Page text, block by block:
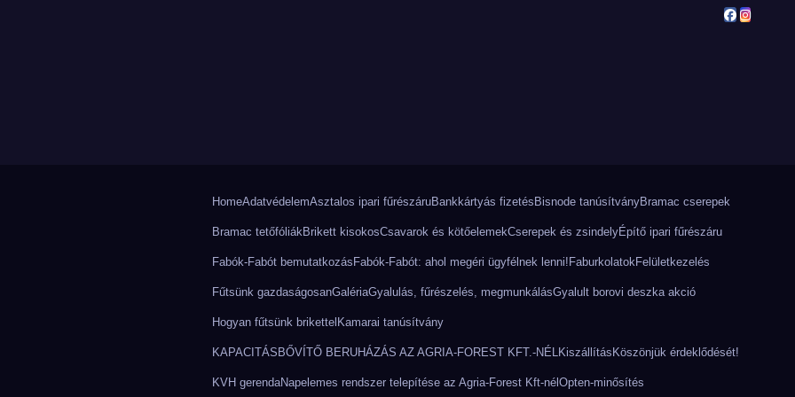
HomeAdatvédelemAsztalos ipari fűrészáruBankkártyás fizetés Bisnode tanúsítványBramac cserepek
Bramac tetőfóliákBrikett kisokosCsavarok és kötőelemekCserepek és zsindelyÉpítő ipari fűrészáru
Fabók-Fabót bemutatkozás Fabók-Fabót: ahol megéri ügyfélnek lenni! FaburkolatokFelületkezelés
Fűtsünk gazdaságosanGalériaGyalulás, fűrészelés, megmunkálásGyalult borovi deszka akció
Hogyan fűtsünk brikettel Kamarai tanúsítvány
KAPACITÁSBŐVÍTŐ BERUHÁZÁS AZ AGRIA-FOREST KFT.-NÉLKiszállítás Köszönjük érdeklődését!
KVH gerendaNapelemes rendszer telepítése az Agria-Forest Kft-nél Opten-minősítés